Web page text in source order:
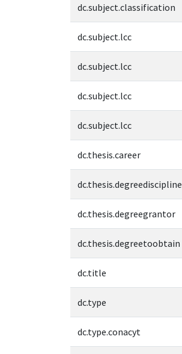
dc.subject.classification
dc.subject.lcc
dc.subject.lcc
dc.subject.lcc
dc.subject.lcc
dc.thesis.career
dc.thesis.degreediscipline
dc.thesis.degreegrantor
dc.thesis.degreetoobtain
dc.title
dc.type
dc.type.conacyt